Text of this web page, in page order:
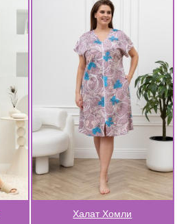
Халат Хомли